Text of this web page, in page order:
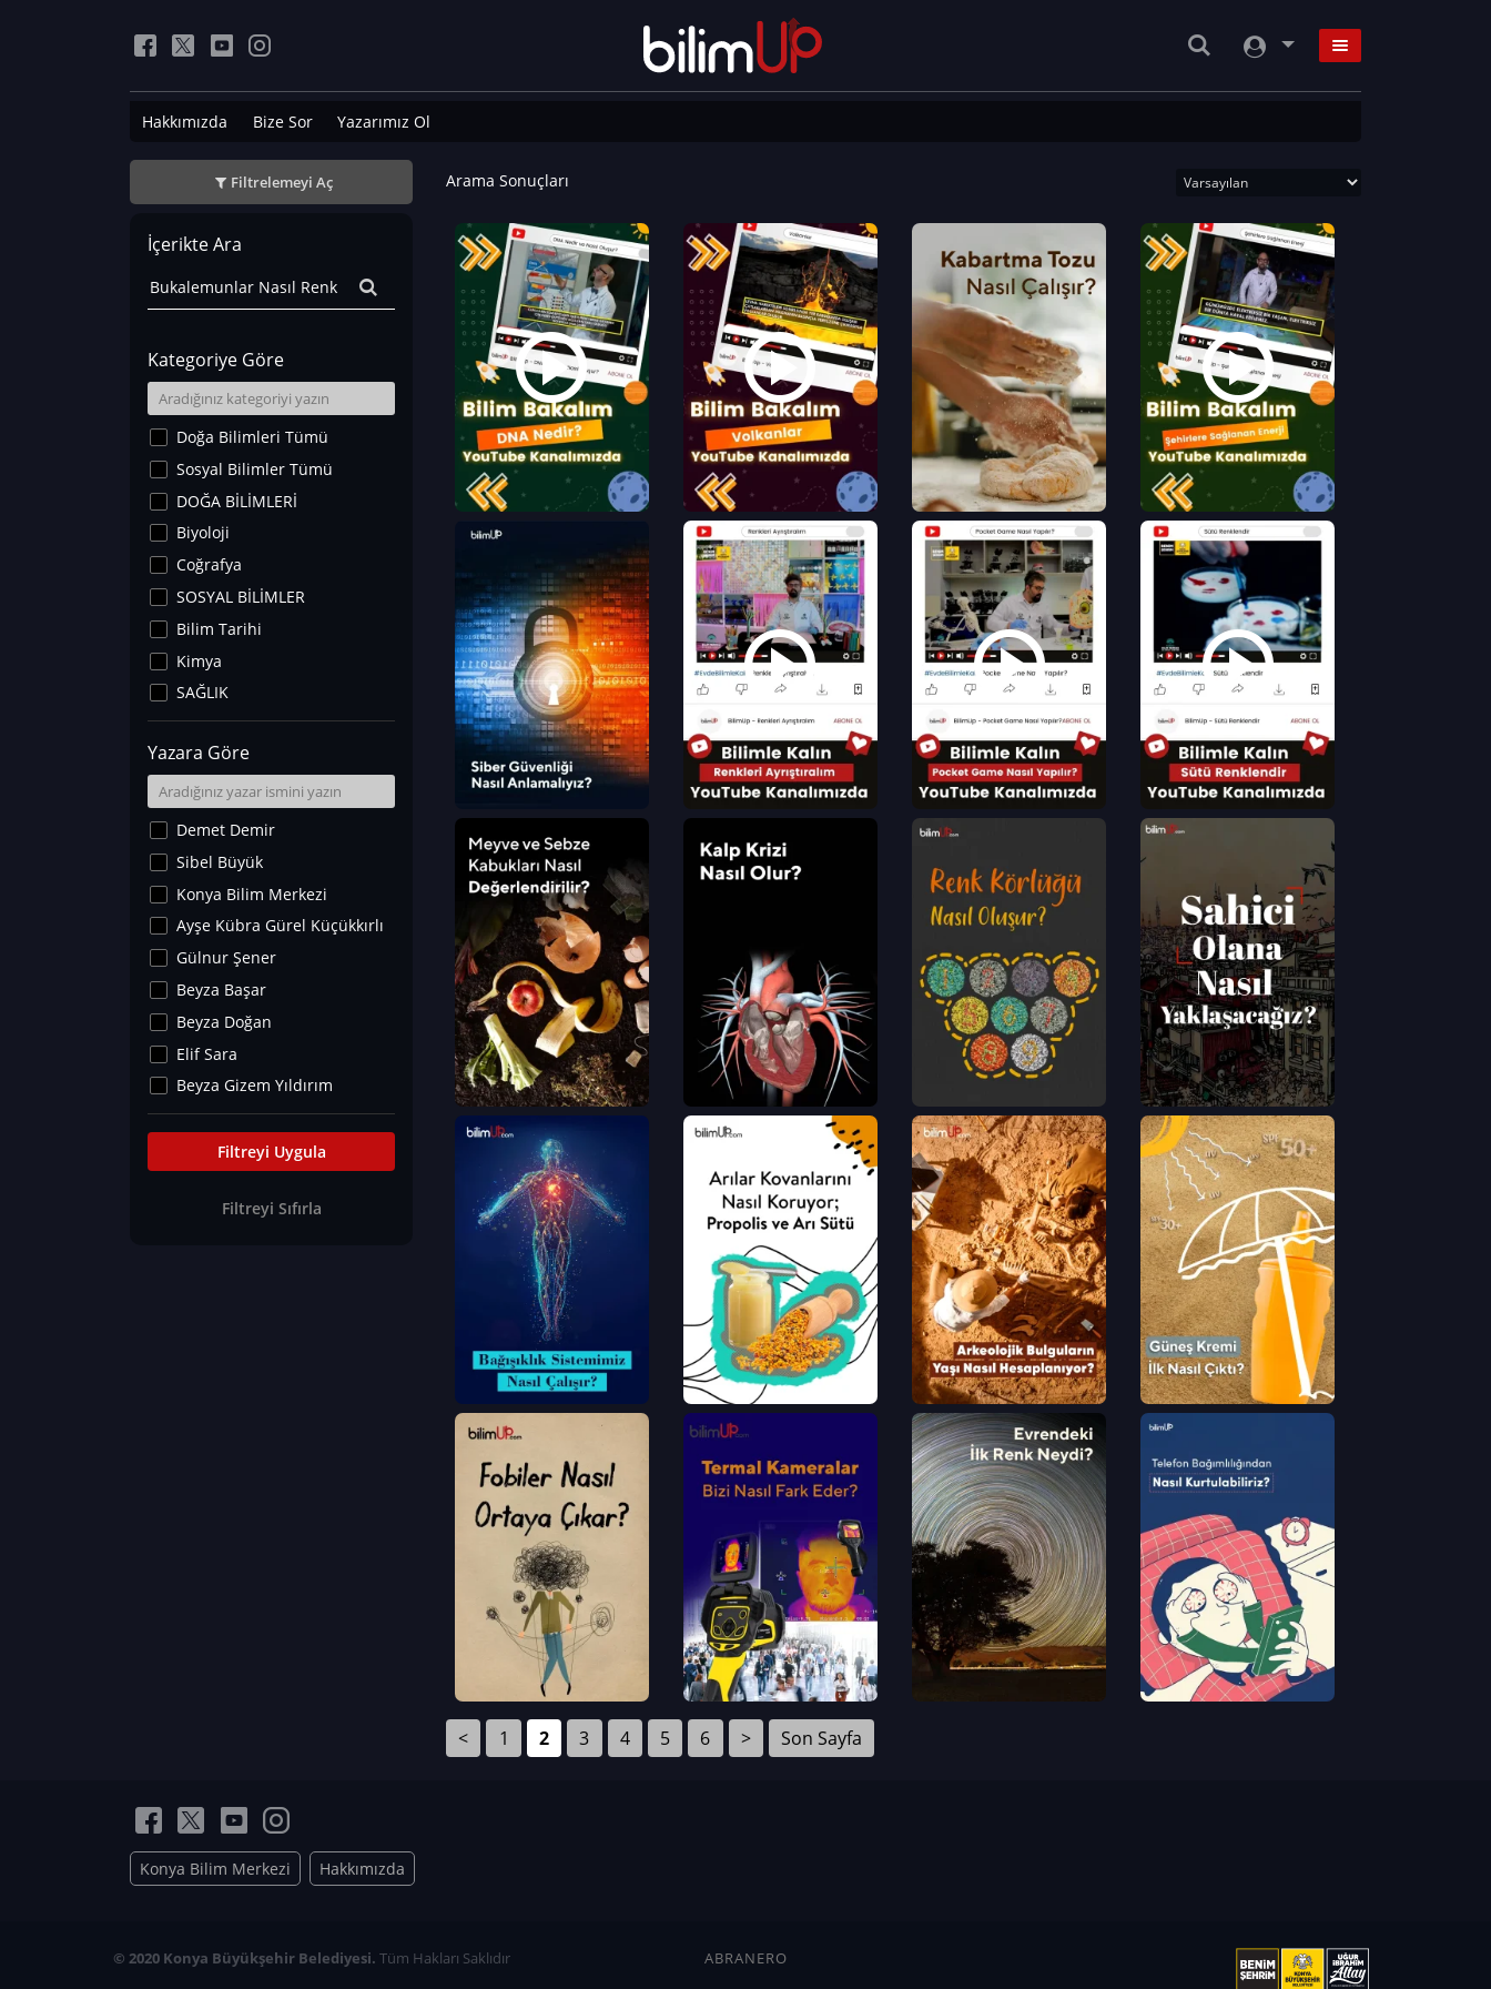
Hakkımızda Bize Sor Yazarımız Ol
Filtrelemeyi Aç
İçerikte Ara
Kategoriye Göre
Doğa Bilimleri Tümü
Sosyal Bilimler Tümü
DOĞA BİLİMLERİ
Biyoloji
Coğrafya
SOSYAL BİLİMLER
Bilim Tarihi
Kimya
SAĞLIK
Sanat Tarihi
Fizik
Yer Bilimleri
Astronomi ve Uzay
Noroloji
Matematik
Teknoloji
İklim Değişikliği
Arkeoloji
Kültür&Sanat
Yaşam Tavsiyeleri
Merakoloji
Eğitim Bilimleri
Yazara Göre
Demet Demir
Sibel Büyük
Konya Bilim Merkezi
Ayşe Kübra Gürel Küçükkırlı
Gülnur Şener
Beyza Başar
Beyza Doğan
Elif Sara
Beyza Gizem Yıldırım
İlknur İyigökler
Büşra Elif Kıvrak
Can TORUN
Filtreyi Uygula
Filtreyi Sıfırla
Arama Sonuçları
< 1 2 3 4 5 6 > Son Sayfa
Konya Bilim Merkezi Hakkımızda
© 2020 Konya Büyükşehir Belediyesi. Tüm Hakları Saklıdır ABRANERO